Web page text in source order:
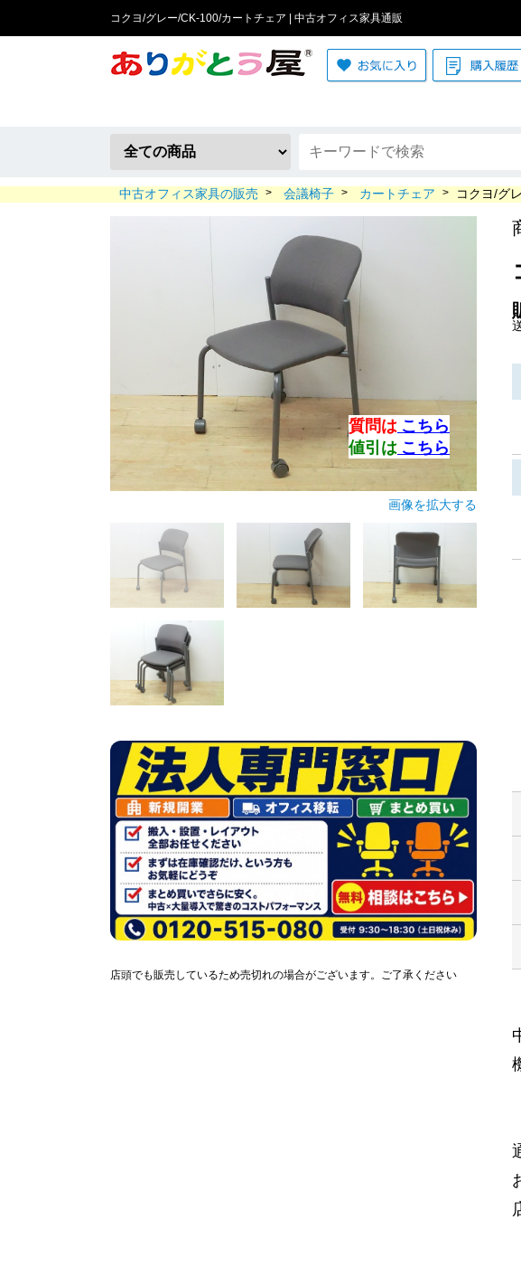
コクヨ/グレー/CK-100/カートチェア | 中古オフィス家具通販
中古オフィス家具の販売 > 会議椅子 > カートチェア > コクヨ/グ
質問は こちら
値引は こちら
画像を拡大する
店頭でも販売しているため売切れの場合がございます。ご了承ください